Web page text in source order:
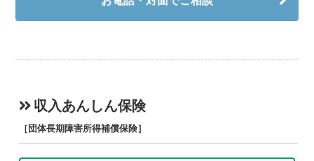
収入あんしん保険
［団体長期障害所得補償保険］